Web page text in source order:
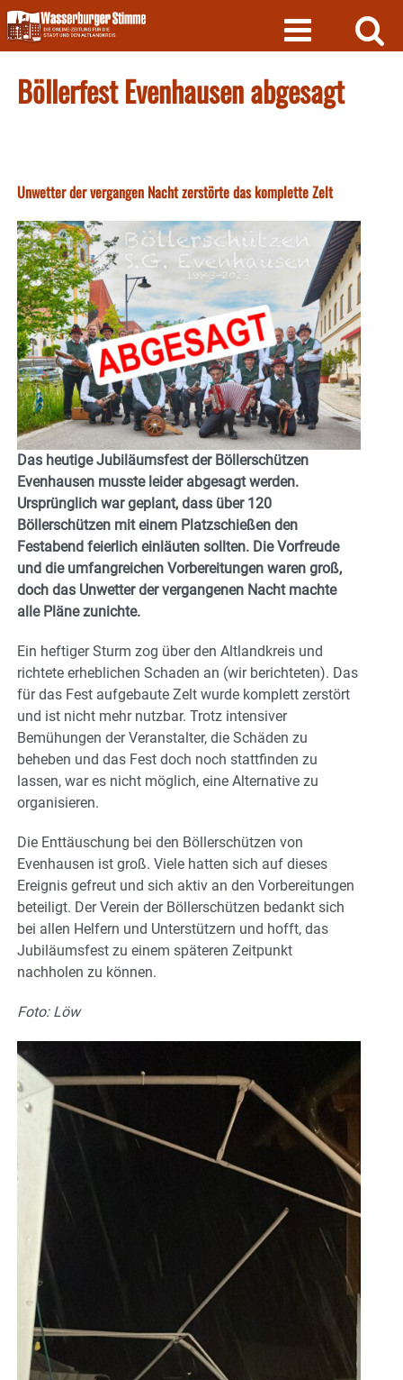
Skip
to
content
Böllerfest Evenhausen abgesagt
Unwetter der vergangen Nacht zerstörte das komplette Zelt
Das heutige Jubiläumsfest der Böllerschützen
Evenhausen musste leider abgesagt werden.
Ursprünglich war geplant, dass über 120
Böllerschützen mit einem Platzschießen den
Festabend feierlich einläuten sollten. Die Vorfreude
und die umfangreichen Vorbereitungen waren groß,
doch das Unwetter der vergangenen Nacht machte
alle Pläne zunichte.
Ein heftiger Sturm zog über den Altlandkreis und
richtete erheblichen Schaden an (wir berichteten). Das
für das Fest aufgebaute Zelt wurde komplett zerstört
und ist nicht mehr nutzbar. Trotz intensiver
Bemühungen der Veranstalter, die Schäden zu
beheben und das Fest doch noch stattfinden zu
lassen, war es nicht möglich, eine Alternative zu
organisieren.
Die Enttäuschung bei den Böllerschützen von
Evenhausen ist groß. Viele hatten sich auf dieses
Ereignis gefreut und sich aktiv an den Vorbereitungen
beteiligt. Der Verein der Böllerschützen bedankt sich
bei allen Helfern und Unterstützern und hofft, das
Jubiläumsfest zu einem späteren Zeitpunkt
nachholen zu können.
Foto: Löw